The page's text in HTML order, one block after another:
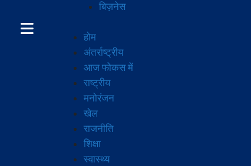
बिज़नेस
होम
अंतर्राष्ट्रीय
आज फोकस में
राष्ट्रीय
मनोरंजन
खेल
राजनीति
शिक्षा
स्वास्थ्य